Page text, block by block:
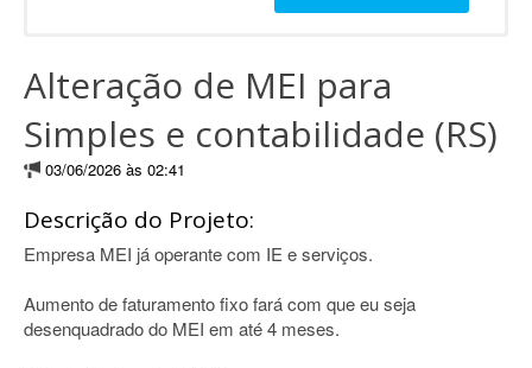
Alteração de MEI para
Simples e contabilidade (RS)
03/06/2026 às 02:41
Descrição do Projeto:
Empresa MEI já operante com IE e serviços.
Aumento de faturamento fixo fará com que eu seja
desenquadrado do MEI em até 4 meses.